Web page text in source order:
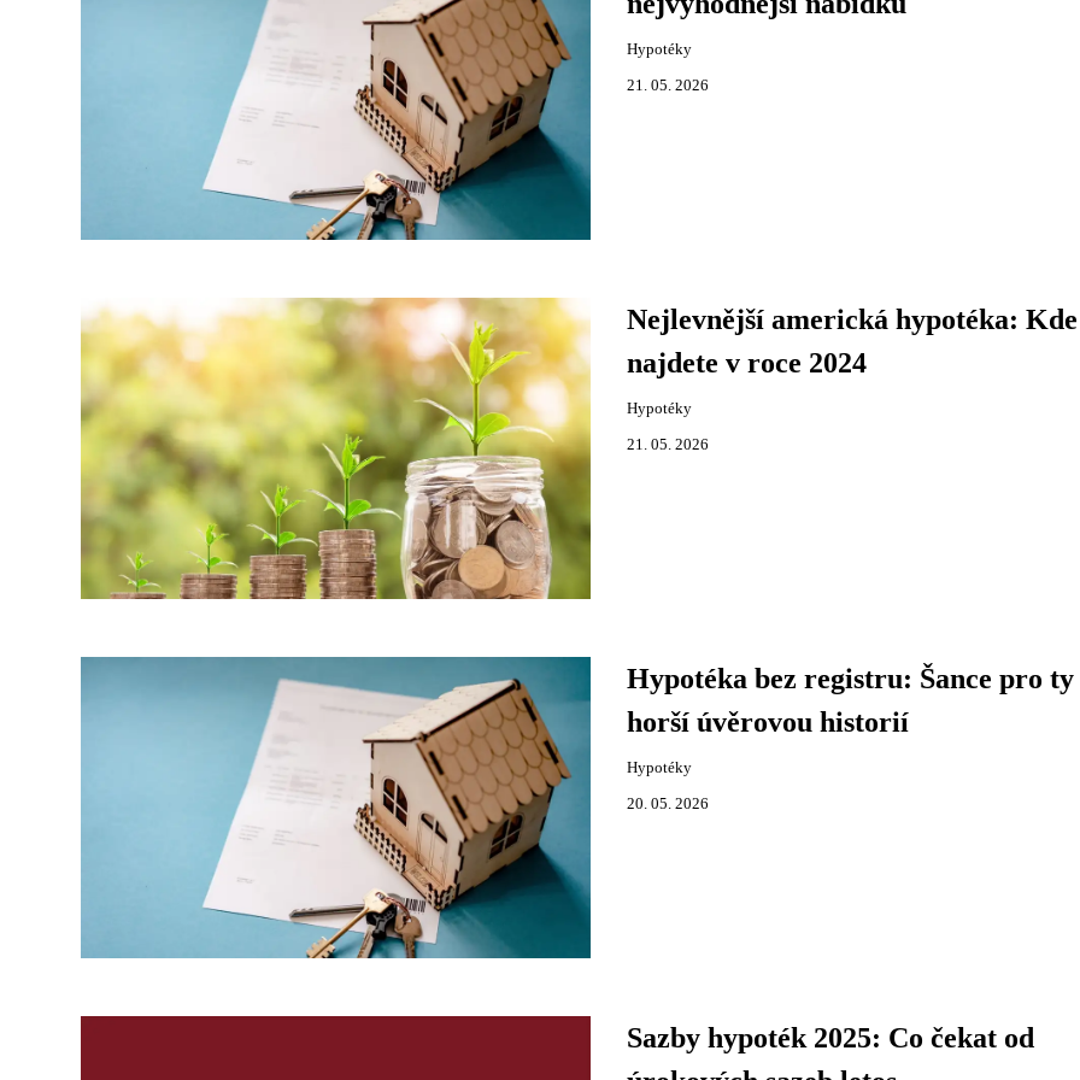
Hypotéky
21. 05. 2026
Nejlevnější americká hypotéka:
najdete v roce 2024
Hypotéky
21. 05. 2026
Hypotéka bez registru: Šance pro ty
horší úvěrovou historií
Hypotéky
20. 05. 2026
Sazby hypoték 2025: Co čekat od